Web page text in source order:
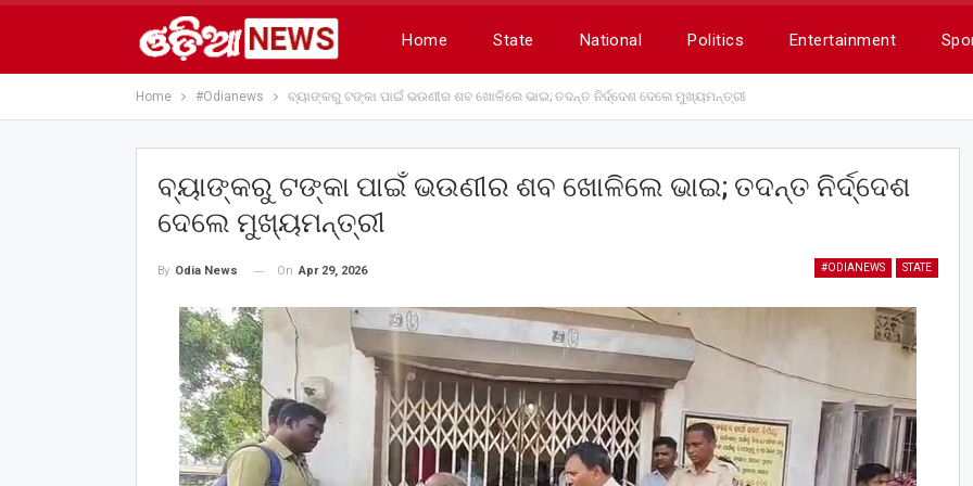
Home State National Politics Entertainment
Home #Odianews ବ୍ୟାଙ୍କରୁ ଟଙ୍କା ପାଇଁ ଭଉଣୀର ଶବ ଖୋଳିଲେ ଭାଇ; ତଦନ୍ତ ନିର୍ଦ୍ଦେଶ ଦେଲେ ମୁଖ୍ୟମନ୍ତ୍ରୀ
ବ୍ୟାଙ୍କରୁ ଟଙ୍କା ପାଇଁ ଭଉଣୀର ଶବ ଖୋଳିଲେ ଭାଇ; ତଦନ୍ତ ନିର୍ଦ୍ଦେଶ
ଦେଲେ ମୁଖ୍ୟମନ୍ତ୍ରୀ
#ODIANEWS STATE
By Odia News On Apr 29, 2026